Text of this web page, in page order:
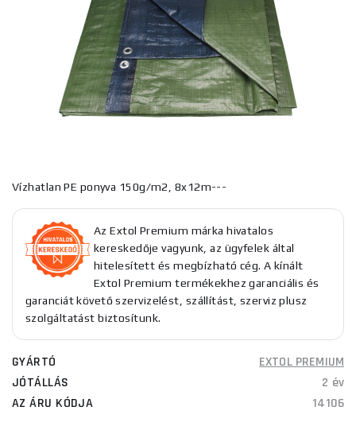
Vízhatlan PE ponyva 150g/m2, 8x12m---
Az Extol Premium márka hivatalos
kereskedője vagyunk, az ügyfelek által
hitelesített és megbízható cég. A kínált
Extol Premium termékekhez garanciális és
garanciát követő szervizelést, szállítást, szerviz plusz
szolgáltatást biztosítunk.
GYÁRTÓ
EXTOL PREMIUM
JÓTÁLLÁS
2 év
AZ ÁRU KÓDJA
14106